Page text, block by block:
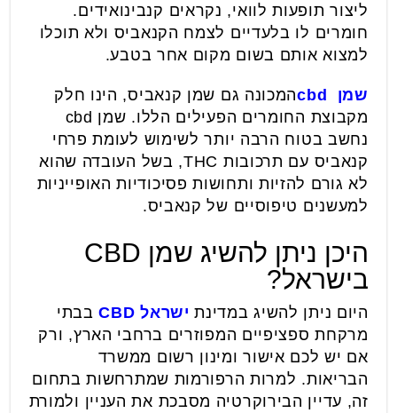
ליצור תופעות לוואי, נקראים קנבינואידים.
חומרים לו בלעדיים לצמח הקנאביס ולא תוכלו
למצוא אותם בשום מקום אחר בטבע.
שמן cbdהמכונה גם שמן קנאביס, הינו חלק
מקבוצת החומרים הפעילים הללו. שמן cbd
נחשב בטוח הרבה יותר לשימוש לעומת פרחי
קנאביס עם תרכובות THC, בשל העובדה שהוא
לא גורם להזיות ותחושות פסיכודיות האופייניות
למעשנים טיפוסיים של קנאביס.
היכן ניתן להשיג שמן CBD
בישראל?
היום ניתן להשיג במדינת ישראל CBDבבתי
מרקחת ספציפיים המפוזרים ברחבי הארץ, ורק
אם יש לכם אישור ומינון רשום ממשרד
הבריאות. למרות הרפורמות שמתרחשות בתחום
זה, עדיין הבירוקרטיה מסבכת את העניין ולמורת